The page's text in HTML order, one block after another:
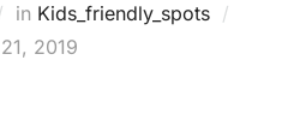
in Kids_friendly_spots
2019